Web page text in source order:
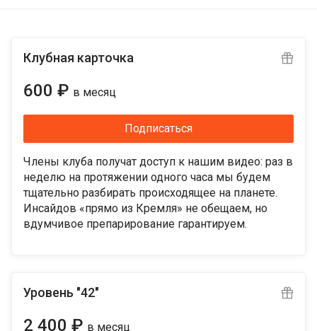
Клубная карточка
600 ₽ в месяц
Подписаться
Члены клуба получат доступ к нашим видео: раз в
неделю на протяжении одного часа мы будем
тщательно разбирать происходящее на планете.
Инсайдов «прямо из Кремля» не обещаем, но
вдумчивое препарирование гарантируем.
Уровень "42"
2 400 ₽ в месяц